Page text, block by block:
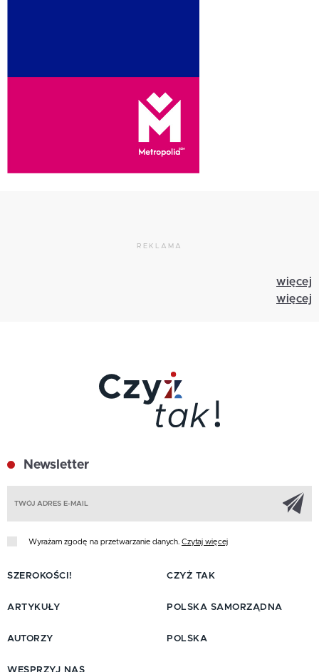
REKLAMA
więcej
więcej
Newsletter
Wyrażam zgodę na przetwarzanie danych. Czytaj więcej
SZEROKOŚCI!
ARTYKUŁY
AUTORZY
CZYŻ TAK
POLSKA SAMORZĄDNA
POLSKA